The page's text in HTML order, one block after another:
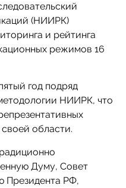
(НИИРК)
и рейтинга
режимов 16
год подряд
НИИРК, что
области.
Думу, Совет
Президента РФ,